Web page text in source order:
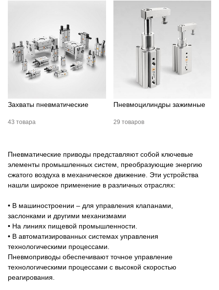
Захваты пневматические
43 товара
Пневмоцилиндры зажимные
29 товаров
Пневматические приводы представляют собой ключевые
элементы промышленных систем, преобразующие энергию
сжатого воздуха в механическое движение. Эти устройства
нашли широкое применение в различных отраслях:
• В машиностроении – для управления клапанами,
заслонками и другими механизмами
• На линиях пищевой промышленности.
• В автоматизированных системах управления
технологическими процессами.
Пневмоприводы обеспечивают точное управление
технологическими процессами с высокой скоростью
реагирования.